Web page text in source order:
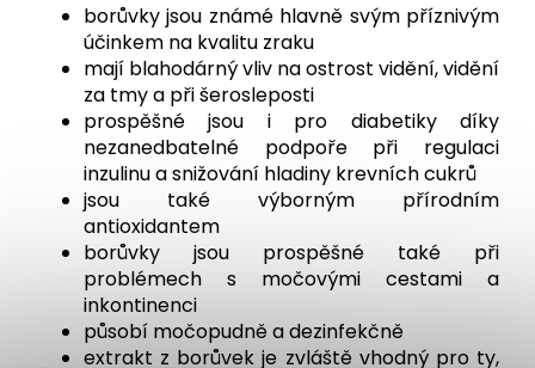
borůvky jsou známé hlavně svým příznivým
účinkem na kvalitu zraku
mají blahodárný vliv na ostrost vidění, vidění
za tmy a při šerosleposti
prospěšné jsou i pro diabetiky díky
nezanedbatelné podpoře při regulaci
inzulinu a snižování hladiny krevních cukrů
jsou také výborným přírodním
antioxidantem
borůvky jsou prospěšné také při
problémech s močovými cestami a
inkontinenci
působí močopudně a dezinfekčně
extrakt z borůvek je zvláště vhodný pro ty,